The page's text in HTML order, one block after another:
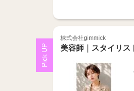
株式会社gimmick
美容師｜スタイリス